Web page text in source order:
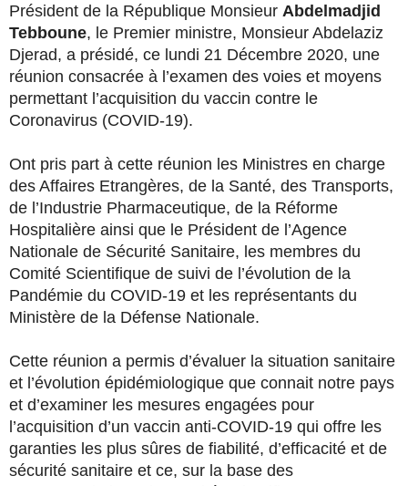
Président de la République Monsieur Abdelmadjid
Tebboune, le Premier ministre, Monsieur Abdelaziz
Djerad, a présidé, ce lundi 21 Décembre 2020, une
réunion consacrée à l’examen des voies et moyens
permettant l’acquisition du vaccin contre le
Coronavirus (COVID-19).
Ont pris part à cette réunion les Ministres en charge
des Affaires Etrangères, de la Santé, des Transports,
de l’Industrie Pharmaceutique, de la Réforme
Hospitalière ainsi que le Président de l’Agence
Nationale de Sécurité Sanitaire, les membres du
Comité Scientifique de suivi de l’évolution de la
Pandémie du COVID-19 et les représentants du
Ministère de la Défense Nationale.
Cette réunion a permis d’évaluer la situation sanitaire
et l’évolution épidémiologique que connait notre pays
et d’examiner les mesures engagées pour
l’acquisition d’un vaccin anti-COVID-19 qui offre les
garanties les plus sûres de fiabilité, d’efficacité et de
sécurité sanitaire et ce, sur la base des